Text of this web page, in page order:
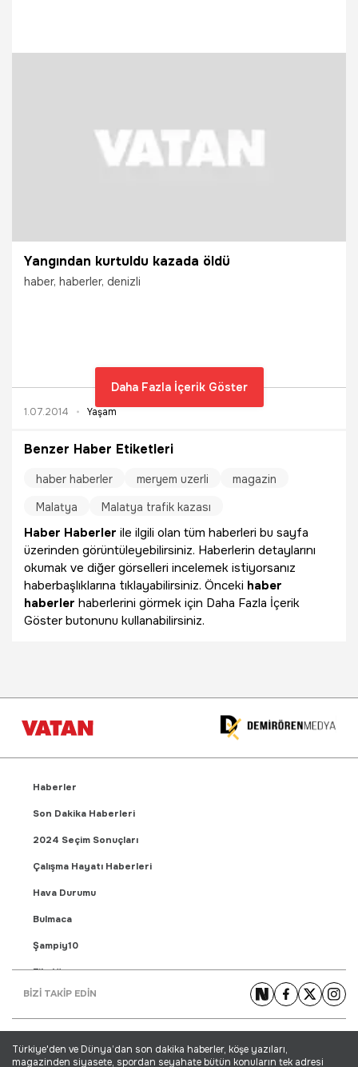
Yangından kurtuldu kazada öldü
haber, haberler, denizli
1.07.2014 Yaşam
Daha Fazla İçerik Göster
Benzer Haber Etiketleri
haber haberler meryem uzerli
magazin
Malatya
Malatya trafik kazası
Haber Haberler ile ilgili olan tüm haberleri bu sayfa
üzerinden görüntüleyebilirsiniz. Haberlerin detaylarını
okumak ve diğer görselleri incelemek istiyorsanız
haberbaşlıklarına tıklayabilirsiniz. Önceki haber
haberler haberlerini görmek için Daha Fazla İçerik
Göster butonunu kullanabilirsiniz.
Haberler
Son Dakika Haberleri
2024 Seçim Sonuçları
Çalışma Hayatı Haberleri
Hava Durumu
Bulmaca
Şampiy10
Fikstür
Puan Durumu
Yaşam Haberleri
BİZİ TAKİP EDİN
Türkiye'den ve Dünya’dan son dakika haberler, köşe yazıları,
magazinden siyasete, spordan seyahate bütün konuların tek adresi